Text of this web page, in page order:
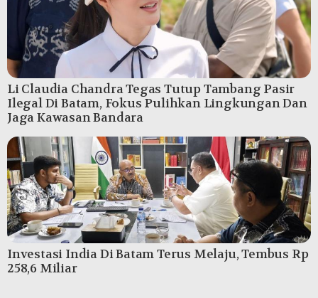
Li Claudia Chandra Tegas Tutup Tambang Pasir
Ilegal Di Batam, Fokus Pulihkan Lingkungan Dan
Jaga Kawasan Bandara
Investasi India Di Batam Terus Melaju, Tembus Rp
258,6 Miliar